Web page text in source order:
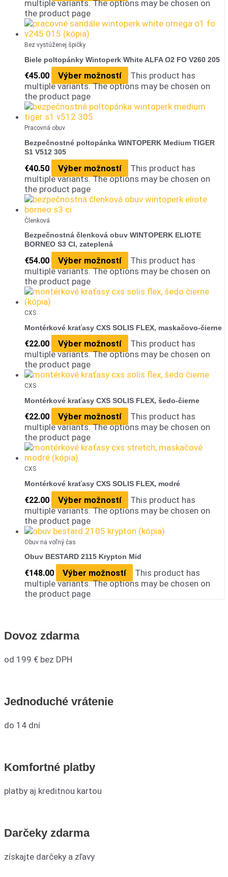
multiple variants. The options may be chosen on
the product page
Bez vystúženej špičky
Biele poltopánky Wintoperk White ALFA O2 FO V260 205
€45.00 Výber možností
This product has
multiple variants. The options may be chosen on
the product page
Pracovná obuv
Bezpečnostné poltopánka WINTOPERK Medium TIGER
S1 V512 305
€40.50 Výber možností
This product has
multiple variants. The options may be chosen on
the product page
Členková
Bezpečnostná členková obuv WINTOPERK ELIOTE
BORNEO S3 CI, zateplená
€54.00 Výber možností
This product has
multiple variants. The options may be chosen on
the product page
CXS
Montérkové kraťasy CXS SOLIS FLEX, maskačovo-čierne
€22.00 Výber možností
This product has
multiple variants. The options may be chosen on
the product page
CXS
Montérkové kraťasy CXS SOLIS FLEX, šedo-čierne
€22.00 Výber možností
This product has
multiple variants. The options may be chosen on
the product page
CXS
Montérkové kraťasy CXS SOLIS FLEX, modré
€22.00 Výber možností
This product has
multiple variants. The options may be chosen on
the product page
Obuv na voľný čas
Obuv BESTARD 2115 Krypton Mid
€148.00 Výber možností
This product has
multiple variants. The options may be chosen on
the product page
Dovoz zdarma
od 199 € bez DPH
Jednoduché vrátenie
do 14 dní
Komfortné platby
platby aj kreditnou kartou
Darčeky zdarma
získajte darčeky a zľavy